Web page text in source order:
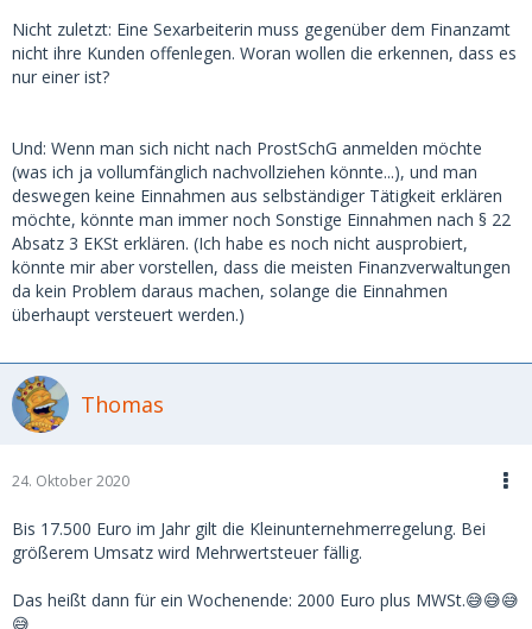
Nicht zuletzt: Eine Sexarbeiterin muss gegenüber dem Finanzamt
nicht ihre Kunden offenlegen. Woran wollen die erkennen, dass es
nur einer ist?
Und: Wenn man sich nicht nach ProstSchG anmelden möchte
(was ich ja vollumfänglich nachvollziehen könnte...), und man
deswegen keine Einnahmen aus selbständiger Tätigkeit erklären
möchte, könnte man immer noch Sonstige Einnahmen nach § 22
Absatz 3 EKSt erklären. (Ich habe es noch nicht ausprobiert,
könnte mir aber vorstellen, dass die meisten Finanzverwaltungen
da kein Problem daraus machen, solange die Einnahmen
überhaupt versteuert werden.)
Thomas
24. Oktober 2020
Bis 17.500 Euro im Jahr gilt die Kleinunternehmerregelung. Bei
größerem Umsatz wird Mehrwertsteuer fällig.
Das heißt dann für ein Wochenende: 2000 Euro plus MWSt.😅😅😅
😅